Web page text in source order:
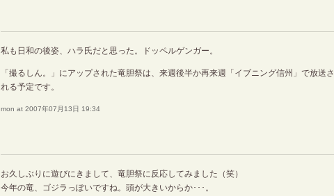
私も日和の後姿、ハラ氏だと思った。ドッペルゲンガー。
「撮るしん。」にアップされた竜胆祭は、来週後半か再来週「イブニング信州」で放送さ
れる予定です。
mon at 2007年07月13日 19:34
お久しぶりに遊びにきまして、竜胆祭に反応してみました（笑）
今年の竜、ゴジラっぽいですね。頭が大きいからか･･･。